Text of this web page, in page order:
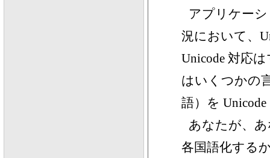
アプリケー
況において、
Unicode 対応
はいくつかの
語）を
あなたが、
各国語化する